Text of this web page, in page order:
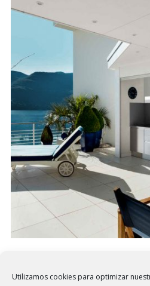
Utilizamos cookies para optimizar
¿Sueñas con una